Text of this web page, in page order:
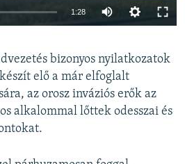
360p 480p
1080p
1:28
360p
480p
720p
bizonyos nyilatkozatok
elő a már elfoglalt
az orosz inváziós erők az
alkalommal lőttek odesszai és